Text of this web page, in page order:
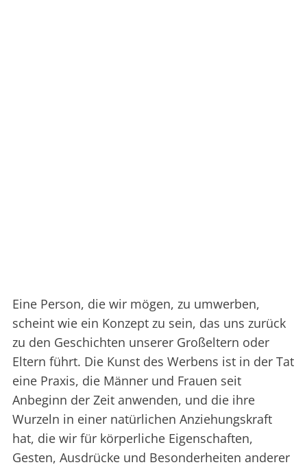
Eine Person, die wir mögen, zu umwerben,
scheint wie ein Konzept zu sein, das uns zurück
zu den Geschichten unserer Großeltern oder
Eltern führt. Die Kunst des Werbens ist in der Tat
eine Praxis, die Männer und Frauen seit
Anbeginn der Zeit anwenden, und die ihre
Wurzeln in einer natürlichen Anziehungskraft
hat, die wir für körperliche Eigenschaften,
Gesten, Ausdrücke und Besonderheiten anderer